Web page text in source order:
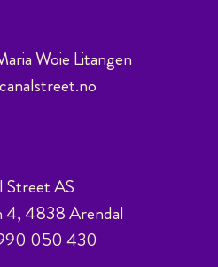
Woie Litangen
Street AS
4, 4838 Arendal
050 430